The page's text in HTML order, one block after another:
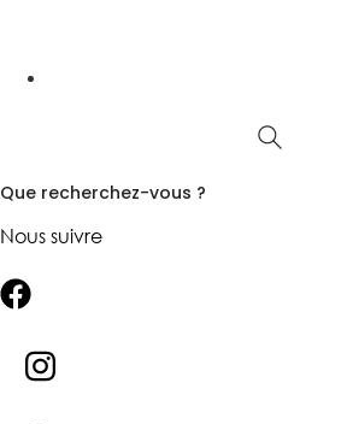
Que recherchez-vous ?
Nous suivre